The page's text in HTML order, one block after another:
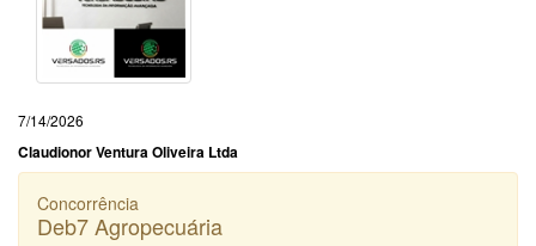
7/14/2026
Claudionor Ventura Oliveira Ltda
Concorrência
Deb7 Agropecuária